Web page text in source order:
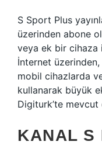
S Sport Plus
üzerinden abone
veya ek bir cihaza
İnternet
mobil cihazlarda
kullanarak büyük
Digiturk’te mevcut
KANAL S